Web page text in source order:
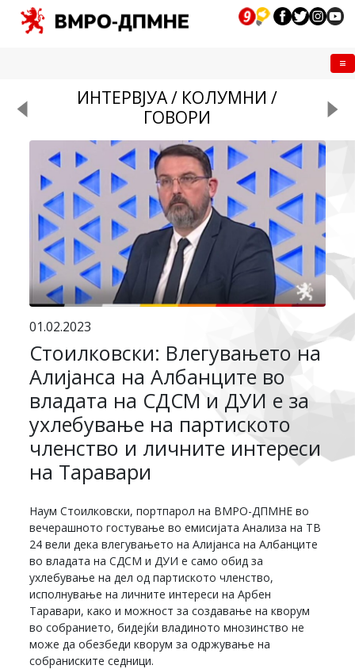
ИНТЕРВЈУА / КОЛУМНИ /
ГОВОРИ
01.02.2023
Стоилковски: Влегувањето на
Алијанса на Албанците во
владата на СДСМ и ДУИ е за
ухлебување на партиското
членство и личните интереси
на Таравари
Наум Стоилковски, портпарол на ВМРО-ДПМНЕ во
вечерашното гостување во емисијата Анализа на ТВ
24 вели дека влегувањето на Алијанса на Албанците
во владата на СДСМ и ДУИ е само обид за
ухлебување на дел од партиското членство,
исполнување на личните интереси на Арбен
Таравари, како и можност за создавање на кворум
во собранието, бидејќи владиното мнозинство не
може да обезбеди кворум за одржување на
собраниските седници.